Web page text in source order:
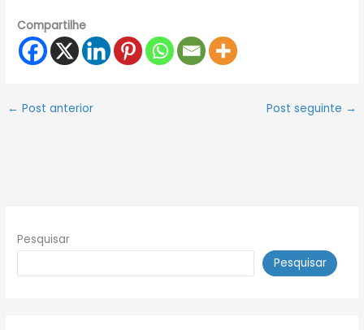
Compartilhe
← Post anterior Post seguinte →
Pesquisar
Pesquisar